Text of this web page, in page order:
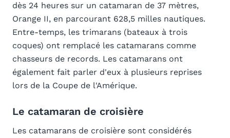
dès 24 heures sur un catamaran de 37 mètres,
Orange II, en parcourant 628,5 milles nautiques.
Entre-temps, les trimarans (bateaux à trois
coques) ont remplacé les catamarans comme
chasseurs de records. Les catamarans ont
également fait parler d'eux à plusieurs reprises
lors de la Coupe de l'Amérique.
Le catamaran de croisière
Les catamarans de croisière sont considérés